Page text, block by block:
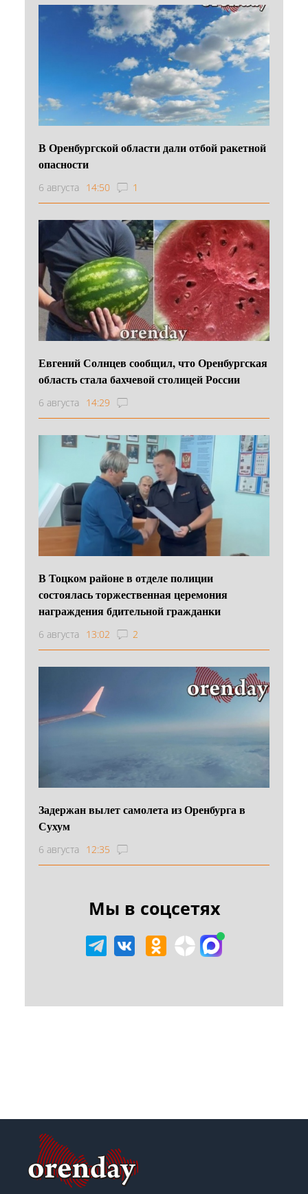
В Оренбургской области дали отбой ракетной
опасности
6 августа 14:50 1
Евгений Солнцев сообщил, что Оренбургская
область стала бахчевой столицей России
6 августа 14:29
В Тоцком районе в отделе полиции
состоялась торжественная церемония
награждения бдительной гражданки
6 августа 13:02 2
Задержан вылет самолета из Оренбурга в
Сухум
6 августа 12:35
Мы в соцсетях